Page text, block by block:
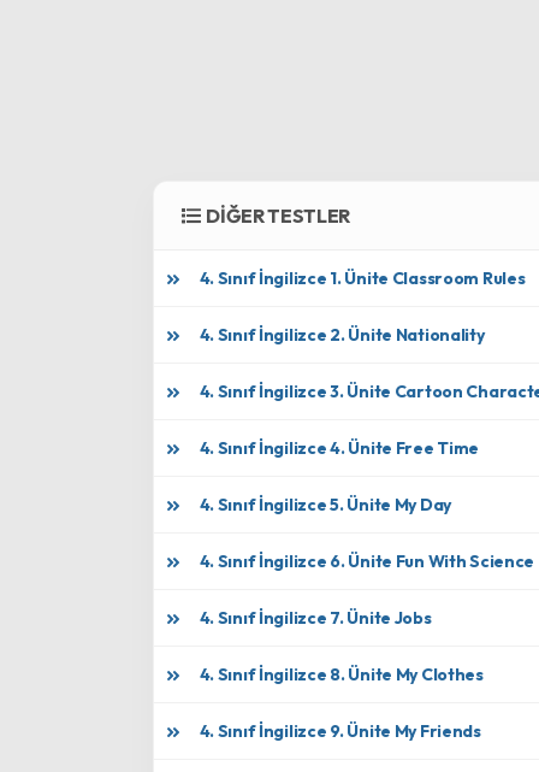
DİĞER TESTLER
4. Sınıf İngilizce 1. Ünite Classroom Rules
4. Sınıf İngilizce 2. Ünite Nationality
4. Sınıf İngilizce 3. Ünite Cartoon
4. Sınıf İngilizce 4. Ünite Free Time
4. Sınıf İngilizce 5. Ünite My Day
4. Sınıf İngilizce 6. Ünite Fun With Science
4. Sınıf İngilizce 7. Ünite Jobs
4. Sınıf İngilizce 8. Ünite My Clothes
4. Sınıf İngilizce 9. Ünite My Friends